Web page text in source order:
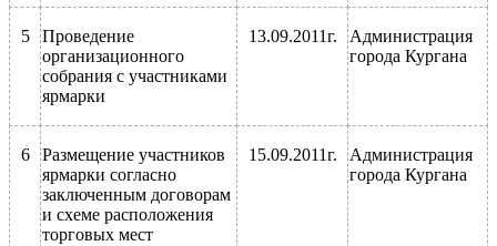
5
Проведение
организационного
собрания с участниками
ярмарки
13.09.2011г.
Администрация
города Кургана
6
Размещение участников
ярмарки согласно
заключенным договорам
и схеме расположения
торговых мест
15.09.2011г.
Администрация
города Кургана